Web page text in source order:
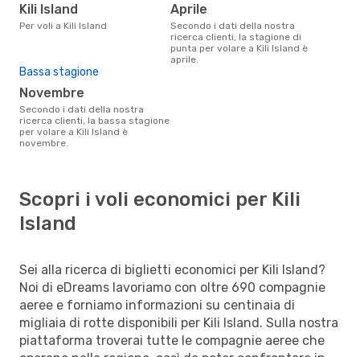
Kili Island
Per voli a Kili Island
aprile
Secondo i dati della nostra
ricerca clienti, la stagione di
punta per volare a Kili Island è
aprile.
Bassa stagione
novembre
Secondo i dati della nostra
ricerca clienti, la bassa stagione
per volare a Kili Island è
novembre.
Scopri i voli economici per Kili
Island
Sei alla ricerca di biglietti economici per Kili Island?
Noi di eDreams lavoriamo con oltre 690 compagnie
aeree e forniamo informazioni su centinaia di
migliaia di rotte disponibili per Kili Island. Sulla nostra
piattaforma troverai tutte le compagnie aeree che